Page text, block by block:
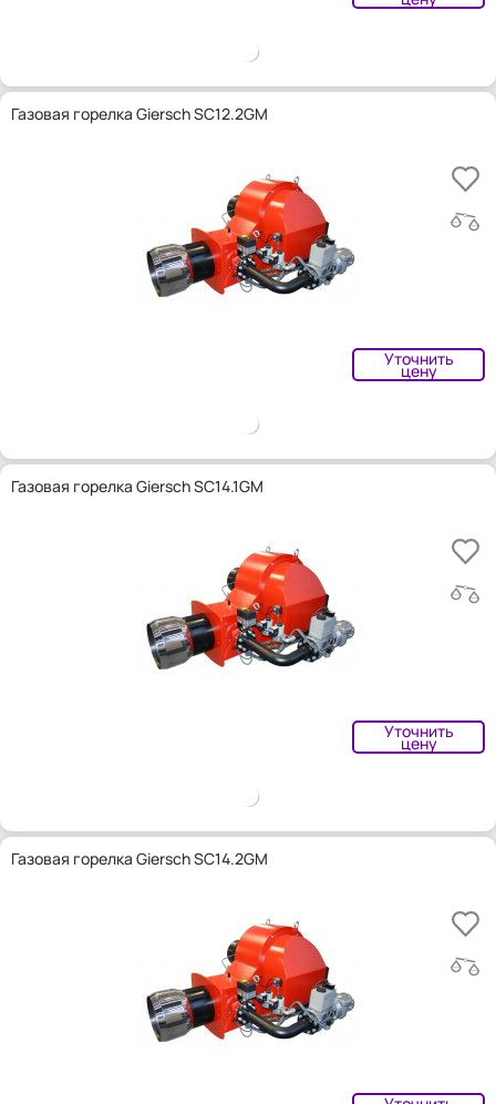
Газовая горелка Giersch SC12.2GM
Уточнить
цену
Газовая горелка Giersch SC14.1GM
Уточнить
цену
Газовая горелка Giersch SC14.2GM